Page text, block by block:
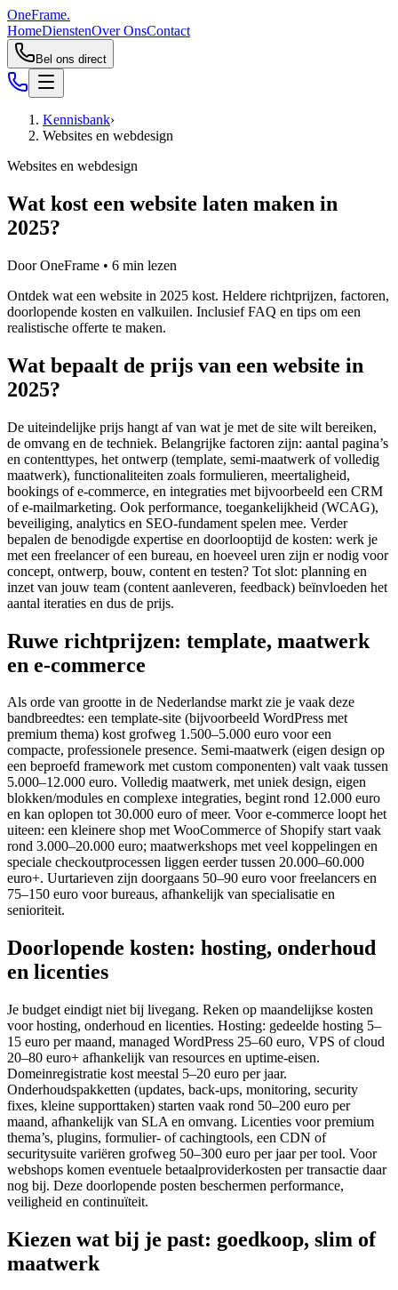
OneFrame.
HomeDienstenOver OnsContact
Bel ons direct
Kennisbank›
Websites en webdesign
Websites en webdesign
Wat kost een website laten maken in
2025?
DoorOneFrame • 6 min lezen
Ontdek wat een website in 2025 kost. Heldere richtprijzen, factoren,
doorlopende kosten en valkuilen. Inclusief FAQ en tips om een
realistische offerte te maken.
Wat bepaalt de prijs van een website in
2025?
De uiteindelijke prijs hangt af van wat je met de site wilt bereiken,
de omvang en de techniek. Belangrijke factoren zijn: aantal pagina’s
en contenttypes, het ontwerp (template, semi‑maatwerk of volledig
maatwerk), functionaliteiten zoals formulieren, meertaligheid,
bookings of e‑commerce, en integraties met bijvoorbeeld een CRM
of e‑mailmarketing. Ook performance, toegankelijkheid (WCAG),
beveiliging, analytics en SEO‑fundament spelen mee. Verder
bepalen de benodigde expertise en doorlooptijd de kosten: werk je
met een freelancer of een bureau, en hoeveel uren zijn er nodig voor
concept, ontwerp, bouw, content en testen? Tot slot: planning en
inzet van jouw team (content aanleveren, feedback) beïnvloeden het
aantal iteraties en dus de prijs.
Ruwe richtprijzen: template, maatwerk
en e‑commerce
Als orde van grootte in de Nederlandse markt zie je vaak deze
bandbreedtes: een template‑site (bijvoorbeeld WordPress met
premium thema) kost grofweg 1.500–5.000 euro voor een
compacte, professionele presence. Semi‑maatwerk (eigen design op
een beproefd framework met custom componenten) valt vaak tussen
5.000–12.000 euro. Volledig maatwerk, met uniek design, eigen
blokken/modules en complexe integraties, begint rond 12.000 euro
en kan oplopen tot 30.000 euro of meer. Voor e‑commerce loopt het
uiteen: een kleinere shop met WooCommerce of Shopify start vaak
rond 3.000–20.000 euro; maatwerkshops met veel koppelingen en
speciale checkoutprocessen liggen eerder tussen 20.000–60.000
euro+. Uurtarieven zijn doorgaans 50–90 euro voor freelancers en
75–150 euro voor bureaus, afhankelijk van specialisatie en
senioriteit.
Doorlopende kosten: hosting, onderhoud
en licenties
Je budget eindigt niet bij livegang. Reken op maandelijkse kosten
voor hosting, onderhoud en licenties. Hosting: gedeelde hosting 5–
15 euro per maand, managed WordPress 25–60 euro, VPS of cloud
20–80 euro+ afhankelijk van resources en uptime‑eisen.
Domeinregistratie kost meestal 5–20 euro per jaar.
Onderhoudspakketten (updates, back‑ups, monitoring, security
fixes, kleine supporttaken) starten vaak rond 50–200 euro per
maand, afhankelijk van SLA en omvang. Licenties voor premium
thema’s, plugins, formulier‑ of cachingtools, een CDN of
securitysuite variëren grofweg 50–300 euro per jaar per tool. Voor
webshops komen eventuele betaalproviderkosten per transactie daar
nog bij. Deze doorlopende posten beschermen performance,
veiligheid en continuïteit.
Kiezen wat bij je past: goedkoop, slim of
maatwerk